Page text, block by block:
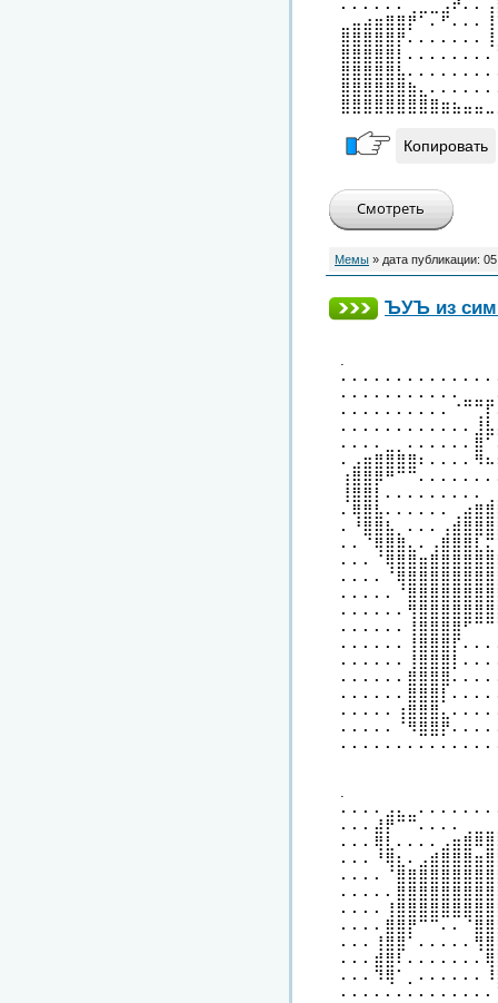
Копировать
Мемы » дата публикации:
ЪУЪ из
.